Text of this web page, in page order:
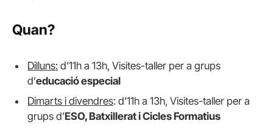
Quan?
Dilluns: d’11h a 13h, Visites-taller per a grups
d’educació especial
Dimarts i divendres: d’11h a 13h, Visites-taller per a
grups d’ESO, Batxillerat i Cicles Formatius